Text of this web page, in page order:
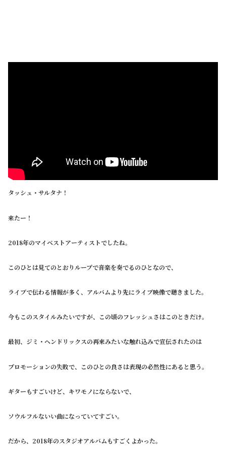
タッシュ・サルタナ！
来たー！
2018年のマイベストアーティストでしたね。
このひとは見てのとおりループで音楽を奏でるのひとなので、
ライブで伝わる情報が多く、アルバムより先にライブ映像で聴きました。
今もこのスタイルみたいですが、この頃のフレッシュさはこのときだけ。
最初、ジミ・ヘンドリックスの再来みたいな触れ込みで宣伝されたのは
プロモーションの失敗で、このひとの良さは表現の必然性にあると思う。
ギターもすごいけど、キワモノにならないで、
ソウルフルないい曲になっていてすごい。
だから、2018年のスタジオアルバムもすごくよかった。